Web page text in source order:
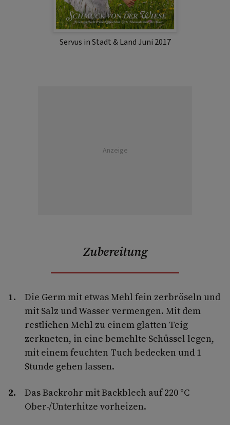
Servus in Stadt & Land Juni 2017
Anzeige
Zubereitung
Die Germ mit etwas Mehl fein zerbröseln und
mit Salz und Wasser vermengen. Mit dem
restlichen Mehl zu einem glatten Teig
zerkneten, in eine bemehlte Schüssel legen,
mit einem feuchten Tuch bedecken und 1
Stunde gehen lassen.
Das Backrohr mit Backblech auf 220 °C
Ober-/Unterhitze vorheizen.